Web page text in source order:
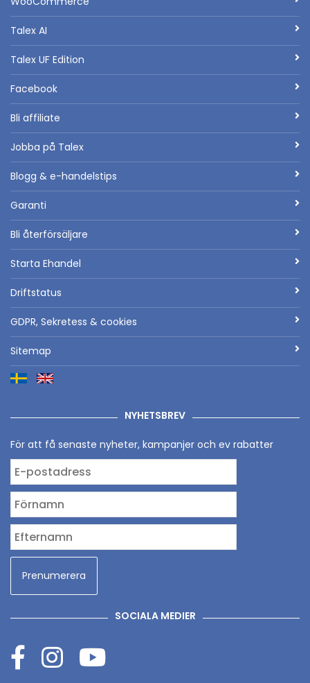
Talex AI
Talex UF Edition
Facebook
Bli affiliate
Jobba på Talex
Blogg & e-handelstips
Garanti
Bli återförsäljare
Starta Ehandel
Driftstatus
GDPR, Sekretess & cookies
Sitemap
NYHETSBREV
För att få senaste nyheter, kampanjer och ev rabatter
SOCIALA MEDIER